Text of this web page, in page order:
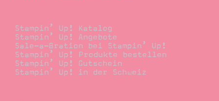
Stampin’ Up! Katalog
Stampin’ Up! Angebote
Sale-a-Bration bei Stampin’ Up!
Stampin’ Up! Produkte bestellen
Stampin’ Up! Gutschein
Stampin’ Up! in der Schweiz